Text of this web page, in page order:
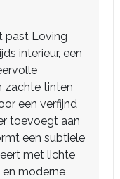
past Loving
interieur, een
zachte tinten
een verfijnd
toevoegt aan
een subtiele
met lichte
en moderne